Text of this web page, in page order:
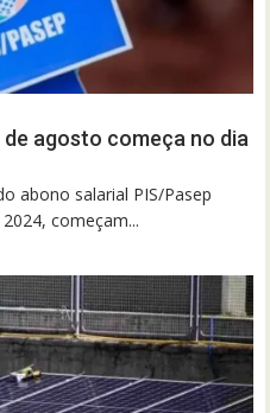
agosto começa no dia
abono salarial PIS/Pasep
começam...